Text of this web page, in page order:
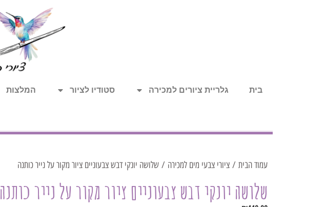
בית גלריית ציורים למכירה סטודיו לציור המלצות
עמוד הבית / ציורי צבעי מים למכירה / שלושה יונקי דבש צבעוניים ציור מקור על נייר כותנה
שלושה יונקי דבש צבעוניים ציור מקור על נייר כותנה